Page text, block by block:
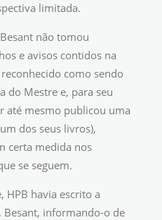
limitada.
não tomou
e avisos contidos na
como sendo
do Mestre e, para seu
até mesmo publicou uma
dos seus livros),
certa medida nos
se seguem.
HPB havia escrito a
Besant, informando-o de